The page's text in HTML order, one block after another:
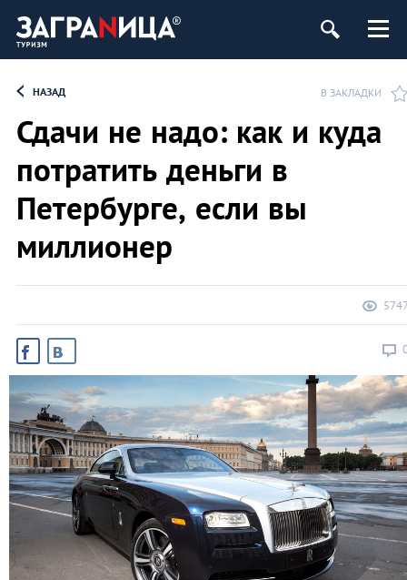
НАЗАД В ЗАКЛАДКИ
Сдачи не надо: как и куда
потратить деньги в
Петербурге, если вы
миллионер